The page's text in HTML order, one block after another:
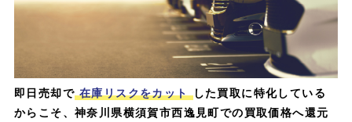
即日売却で 在庫リスクをカット した買取に特化している
からこそ、神奈川県横須賀市西逸見町での買取価格へ還元